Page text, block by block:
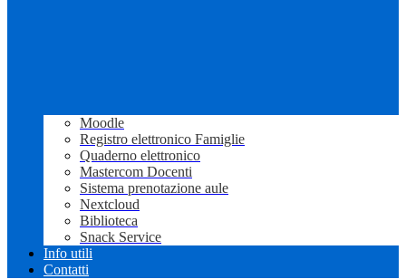
Moodle
Registro elettronico Famiglie
Quaderno elettronico
Mastercom Docenti
Sistema prenotazione aule
Nextcloud
Biblioteca
Snack Service
Info utili
Contatti